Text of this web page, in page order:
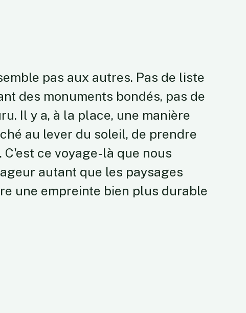
pas aux autres. Pas de liste
des monuments bondés, pas de
Il y a, à la place, une manière
au lever du soleil, de prendre
ce voyage-là que nous
autant que les paysages
une empreinte bien plus durable